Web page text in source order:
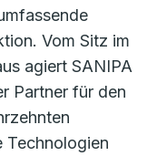
Vom Sitz im
agiert SANIPA
Partner für den
Technologien